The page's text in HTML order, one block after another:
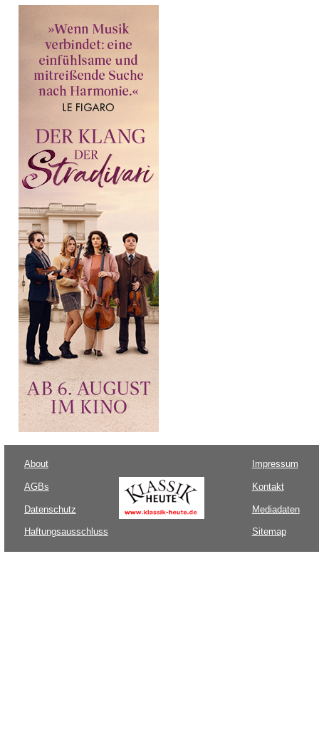
About
AGBs
Datenschutz
Haftungsausschluss
Impressum
Kontakt
Mediadaten
Sitemap